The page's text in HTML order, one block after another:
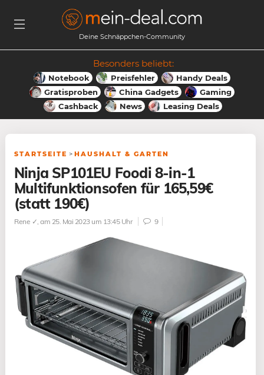
Deine Schnäppchen-Community
Besonders beliebt:
Notebook Preisfehler
Handy Deals
Gratisproben
China Gadgets
Gaming
Cashback
News Leasing Deals
STARTSEITE > HAUSHALT & GARTEN
Ninja SP101EU Foodi 8-in-1
Multifunktionsofen für 165,59€
(statt 190€)
Rene ✓, am 25. Mai 2023 um 13:45 Uhr 9